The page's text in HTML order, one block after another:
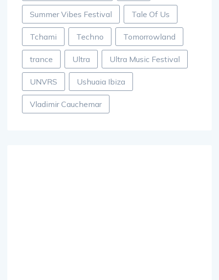
Summer Vibes Festival Tale Of Us
Tchami Techno Tomorrowland
trance Ultra Ultra Music Festival
UNVRS Ushuaia Ibiza
Vladimir Cauchemar